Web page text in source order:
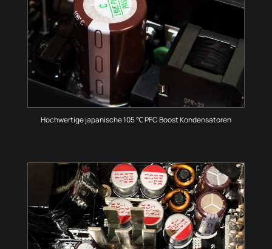
Hochwertige japanische 105 ℃ PFC Boost Kondensatoren